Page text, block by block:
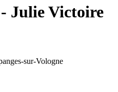
Julie Victoire
sur-Vologne